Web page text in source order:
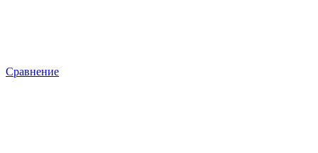
Сравнение